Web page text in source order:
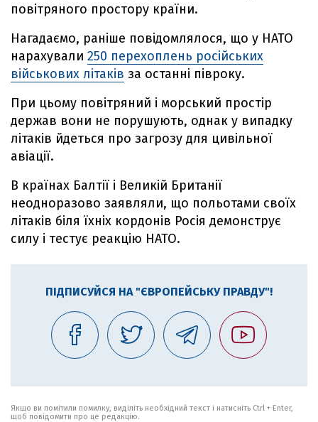
повітряного простору країни.
Нагадаємо, раніше повідомлялося, що у НАТО
нарахували 250 перехоплень російських
військових літаків за останні півроку.
При цьому повітряний і морський простір
держав вони не порушують, однак у випадку
літаків йдеться про загрозу для цивільної
авіації.
В країнах Балтії і Великій Британії
неодноразово заявляли, що польотами своїх
літаків біля їхніх кордонів Росія демонструє
силу і тестує реакцію НАТО.
ПІДПИСУЙСЯ НА "ЄВРОПЕЙСЬКУ ПРАВДУ"!
Якщо ви помітили помилку, виділіть необхідний текст і натисніть Ctrl + Enter,
щоб повідомити про це редакцію.